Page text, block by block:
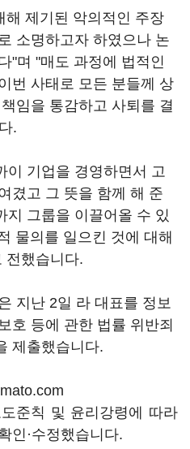
해 제기된 악의적인 주장
소명하고자 하였으나 논
"며 "매도 과정에 법적인
번 사태로 모든 분들께 상
임을 통감하고 사퇴를 결
.
이 기업을 경영하면서 고
겼고 그 뜻을 함께 해 준
지 그룹을 이끌어올 수 있
물의를 일으킨 것에 대해
전했습니다.
지난 2일 라 대표를 정보
호 등에 관한 법률 위반죄
제출했습니다.
준칙 및 윤리강령에 따라
인·수정했습니다.